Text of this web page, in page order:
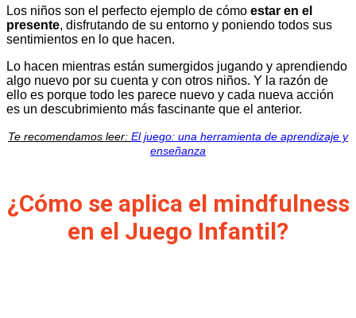
Los niños son el perfecto ejemplo de cómo estar en el
presente, disfrutando de su entorno y poniendo todos sus
sentimientos en lo que hacen.
Lo hacen mientras están sumergidos jugando y aprendiendo
algo nuevo por su cuenta y con otros niños. Y la razón de
ello es porque todo les parece nuevo y cada nueva acción
es un descubrimiento más fascinante que el anterior.
Te recomendamos leer: El juego: una herramienta de aprendizaje y
enseñanza
¿Cómo se aplica el mindfulness
en el Juego Infantil?